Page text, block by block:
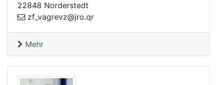
22848 Norderstedt
rq.orj@zverga
v_fz
Mehr